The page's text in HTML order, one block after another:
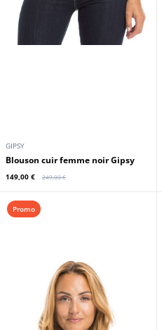
GIPSY
Blouson cuir femme noir Gipsy
149,00 € 249,00 €
Promo